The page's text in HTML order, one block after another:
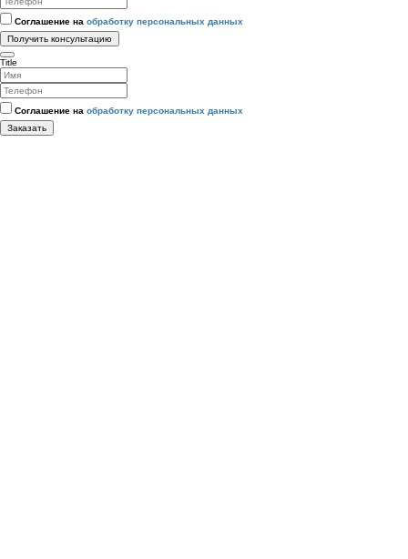
Соглашение на обработку персональных данных
Получить консультацию
Title
Соглашение на обработку персональных данных
Заказать